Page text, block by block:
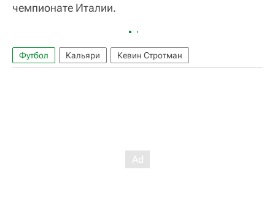
чемпионате Италии.
Футбол Кальяри Кевин Стротман